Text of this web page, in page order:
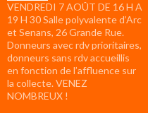
VENDREDI 7 AOÛT DE 16 H A
19 H 30 Salle polyvalente d’Arc
et Senans, 26 Grande Rue.
Donneurs avec rdv prioritaires,
donneurs sans rdv accueillis
en fonction de l’affluence sur
la collecte. VENEZ
NOMBREUX !